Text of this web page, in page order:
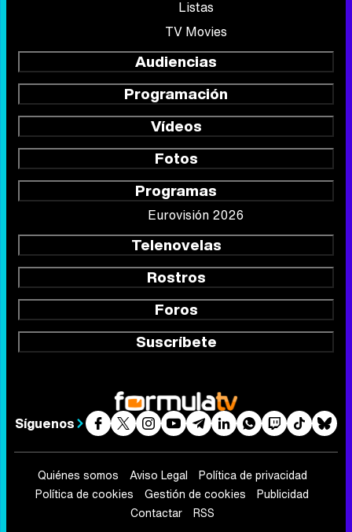
Listas
TV Movies
Audiencias
Programación
Vídeos
Fotos
Programas
Eurovisión 2026
Telenovelas
Rostros
Foros
Suscríbete
Síguenos
Quiénes somos Aviso Legal
Política de privacidad
Política de cookies
Gestión de cookies
Publicidad
Contactar
RSS